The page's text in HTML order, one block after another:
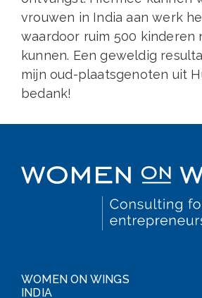
vrouwen in India aan werk
waardoor ruim 500 kinderen
kunnen. Een geweldig
mijn oud-plaatsgenoten uit
bedank!
WOMEN ON WINGS
INDIA